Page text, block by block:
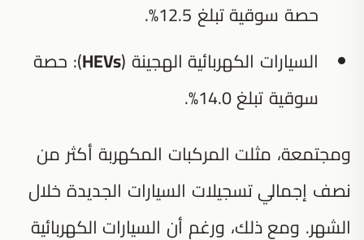
حصة سوقية تبلغ 12.5%.
السيارات الكهربائية الهجينة (HEVs): حصة
سوقية تبلغ 14.0%.
ومجتمعة، مثلت المركبات المكهربة أكثر من
نصف إجمالي تسجيلات السيارات الجديدة خلال
الشهر. ومع ذلك، ورغم أن السيارات الكهربائية